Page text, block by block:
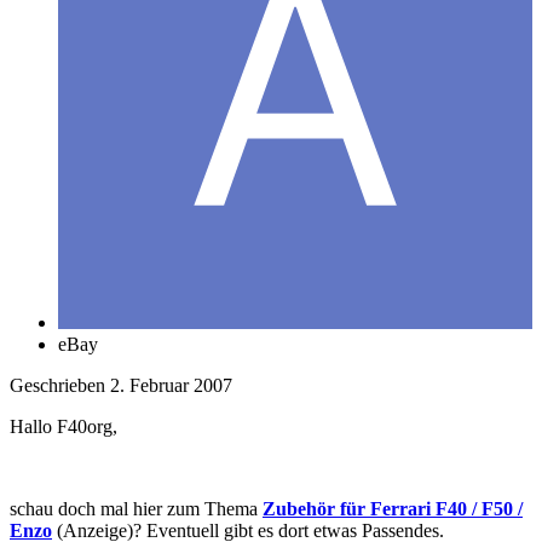
eBay
Geschrieben 2. Februar 2007
Hallo F40org,
schau doch mal hier zum Thema Zubehör für Ferrari F40 / F50 /
Enzo (Anzeige)? Eventuell gibt es dort etwas Passendes.